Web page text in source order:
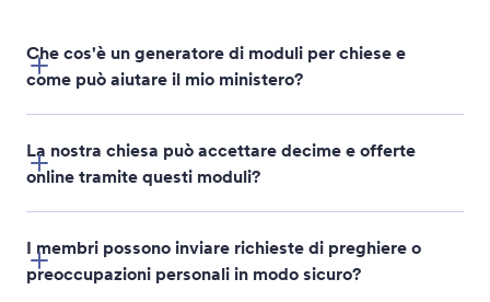
Che cos'è un generatore di moduli per chiese e
come può aiutare il mio ministero?
La nostra chiesa può accettare decime e offerte
online tramite questi moduli?
I membri possono inviare richieste di preghiere o
preoccupazioni personali in modo sicuro?